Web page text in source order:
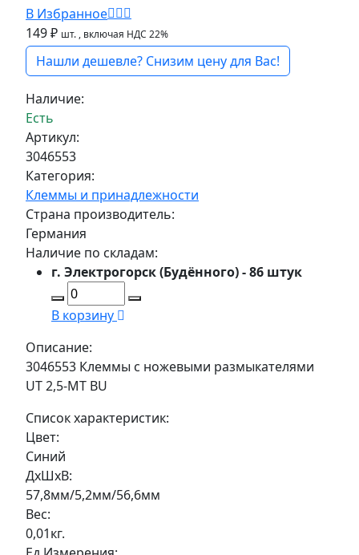
В Избранное
149 ₽ шт. , включая НДС 22%
Нашли дешевле? Снизим цену для Вас!
Наличие:
Есть
Артикул:
3046553
Категория:
Клеммы и принадлежности
Страна производитель:
Германия
Наличие по складам:
г. Электрогорск (Будённого) - 86 штук
В корзину
Описание:
3046553 Клеммы с ножевыми размыкателями
UT 2,5-MT BU
Список характеристик:
Цвет:
Синий
ДxШxВ:
57,8мм/5,2мм/56,6мм
Вес:
0,01кг.